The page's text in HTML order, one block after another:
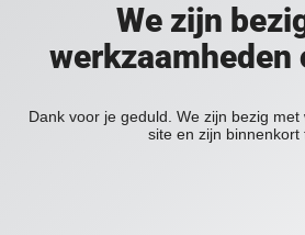
We zijn
werkzaamheden
Dank voor je geduld. We zijn bezig
site en zijn binnenkort